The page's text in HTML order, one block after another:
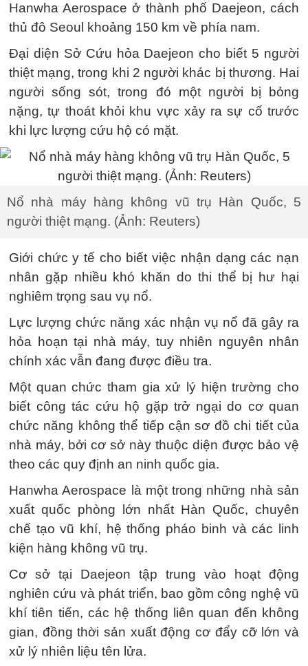
Hanwha Aerospace ở thành phố Daejeon, cách
thủ đô Seoul khoảng 150 km về phía nam.
Đại diện Sở Cứu hỏa Daejeon cho biết 5 người
thiệt mạng, trong khi 2 người khác bị thương. Hai
người sống sót, trong đó một người bị bỏng
nặng, tự thoát khỏi khu vực xảy ra sự cố trước
khi lực lượng cứu hộ có mặt.
Nổ nhà máy hàng không vũ trụ Hàn Quốc, 5
người thiệt mạng. (Ảnh: Reuters)
Giới chức y tế cho biết việc nhận dạng các nạn
nhân gặp nhiều khó khăn do thi thể bị hư hại
nghiêm trọng sau vụ nổ.
Lực lượng chức năng xác nhận vụ nổ đã gây ra
hỏa hoạn tại nhà máy, tuy nhiên nguyên nhân
chính xác vẫn đang được điều tra.
Một quan chức tham gia xử lý hiện trường cho
biết công tác cứu hộ gặp trở ngại do cơ quan
chức năng không thể tiếp cận sơ đồ chi tiết của
nhà máy, bởi cơ sở này thuộc diện được bảo vệ
theo các quy định an ninh quốc gia.
Hanwha Aerospace là một trong những nhà sản
xuất quốc phòng lớn nhất Hàn Quốc, chuyên
chế tạo vũ khí, hệ thống pháo binh và các linh
kiện hàng không vũ trụ.
Cơ sở tại Daejeon tập trung vào hoạt động
nghiên cứu và phát triển, bao gồm công nghệ vũ
khí tiên tiến, các hệ thống liên quan đến không
gian, đồng thời sản xuất động cơ đẩy cỡ lớn và
xử lý nhiên liệu tên lửa.